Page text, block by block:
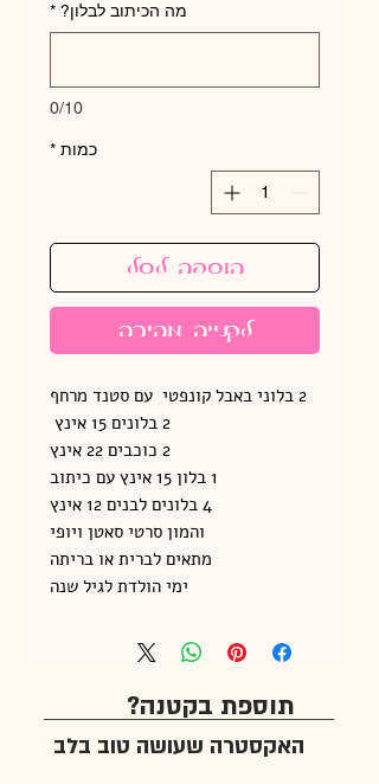
מה הכיתוב לבלון? *
0/10
כמות *
הוספה לסל
לקנייה מהירה
2 בלוני באבל קונפטי עם סטנד מרחף
2 בלונים 15 אינץ
2 כוכבים 22 אינץ
1 בלון 15 אינץ עם כיתוב
4 בלונים לבנים 12 אינץ
והמון סרטי סאטן ויופי
מתאים לברית או בריתה
ימי הולדת לגיל שנה
תוספת בקטנה?
האקסטרה שעושה טוב בלב